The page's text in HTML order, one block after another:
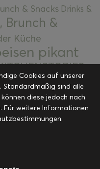
& Snacks Drinks &
Brunch &
Küche
pikant
Kuchen und
Mitbringsel &
Ostern Resteküche
Startseite
& Suppen
Cookies auf unserer
Standardmäßig sind alle
diese jedoch nach
Für weitere Informationen